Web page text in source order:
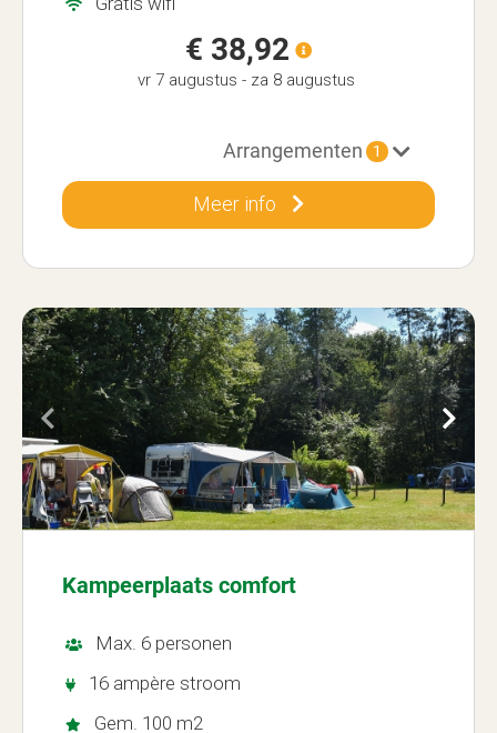
€ 38,92
vr 7 augustus - za 8 augustus
Arrangementen 1
Meer info
Kampeerplaats comfort
Max. 6 personen
16 ampère stroom
Gem. 100 m2